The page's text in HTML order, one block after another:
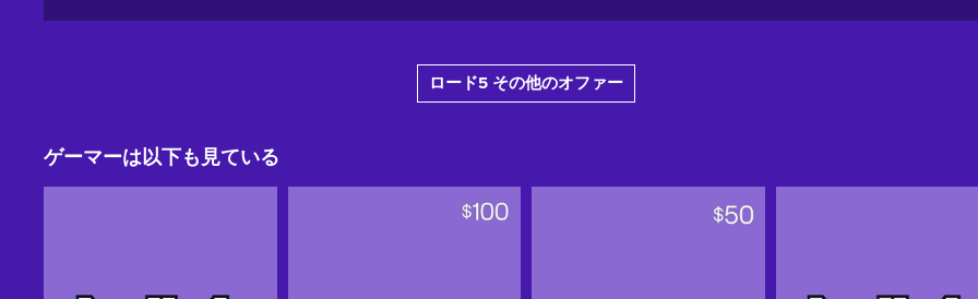
ロード5 その他のオファー
ゲーマーは以下も見ている